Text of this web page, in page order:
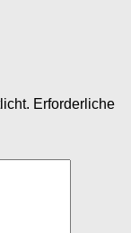
Erforderliche